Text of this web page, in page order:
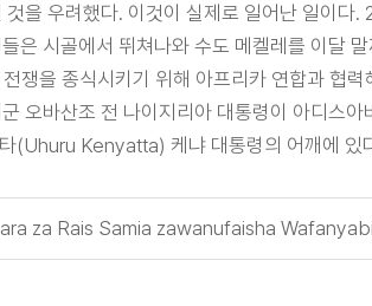
을 우려했다. 이것이 실제로 일어난 일이
은 시골에서 뛰쳐나와 수도 메켈레를 이달
쟁을 종식시키기 위해 아프리카 연합과 협
오바산조 전 나이지리아 대통령이 아디스
(Uhuru Kenyatta) 케냐 대통령의 어깨에
za Rais Samia zawanufaisha